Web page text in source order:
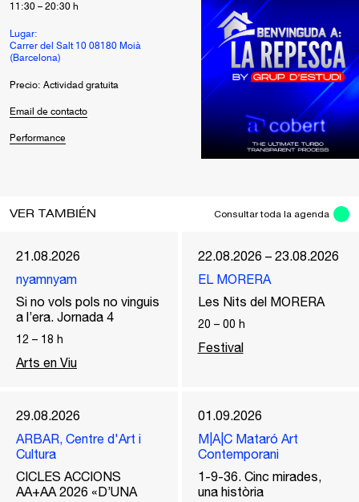
11:30 – 20:30 h
Lugar:
Carrer del Salt 10 08180 Moià
(Barcelona)
Precio: Actividad gratuita
Email de contacto
Performance
VER TAMBIÉN Consultar toda la agenda
21.08.2026
nyamnyam
Si no vols pols no vinguis
a l’era. Jornada 4
12 – 18 h
Arts en Viu
22.08.2026 – 23.08.2026
EL MORERA
Les Nits del MORERA
20 – 00 h
Festival
29.08.2026
ARBAR, Centre d'Art i
Cultura
CICLES ACCIONS
AA+AA 2026 «D’UNA
01.09.2026
M|A|C Mataró Art
Contemporani
1-9-36. Cinc mirades,
una història